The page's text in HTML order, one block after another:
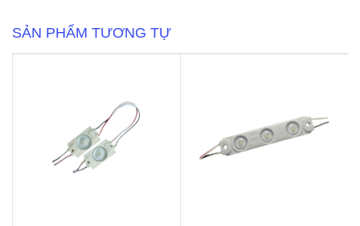
SHL-
4B-
SẢN PHẨM TƯƠNG TỰ